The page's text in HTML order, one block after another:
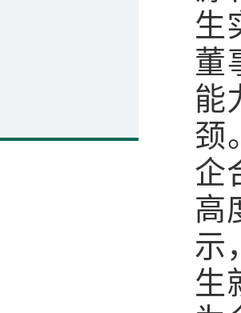
生
董
能
颈
企
高
示
生